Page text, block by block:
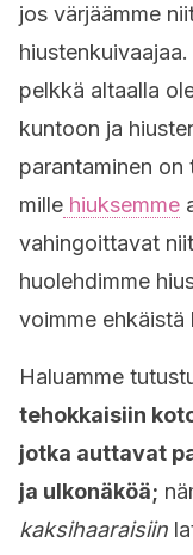
jos värjäämme
hiustenkuivaajaa.
pelkkä altaalla
kuntoon ja
parantaminen
mille hiuksemme
vahingoittavat
huolehdimme
voimme ehkäistä
Haluamme
tehokkaisiin
jotka auttavat
ja ulkonäköä;
kaksihaaraisiin